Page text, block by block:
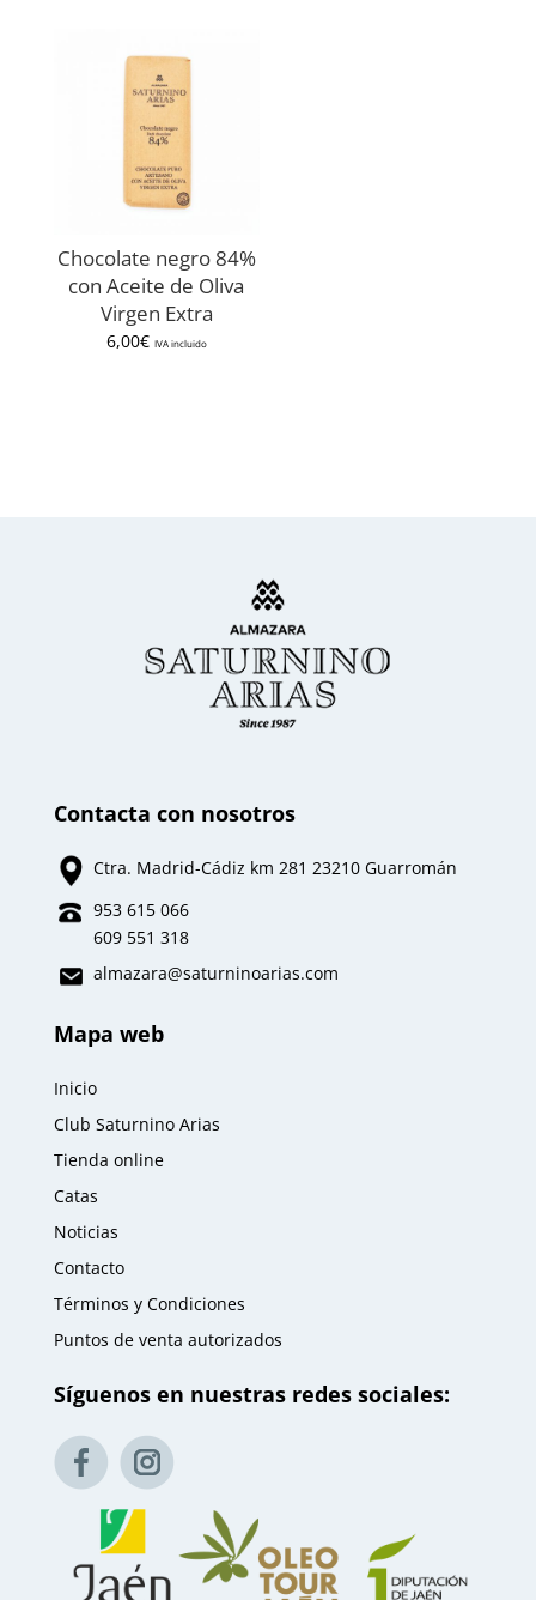
Chocolate negro 84%
con Aceite de Oliva
Virgen Extra
6,00€ IVA incluido
Contacta con nosotros
Ctra. Madrid-Cádiz km 281 23210 Guarromán
953 615 066
609 551 318
almazara@saturninoarias.com
Mapa web
Inicio
Club Saturnino Arias
Tienda online
Catas
Noticias
Contacto
Términos y Condiciones
Puntos de venta autorizados
Síguenos en nuestras redes sociales: